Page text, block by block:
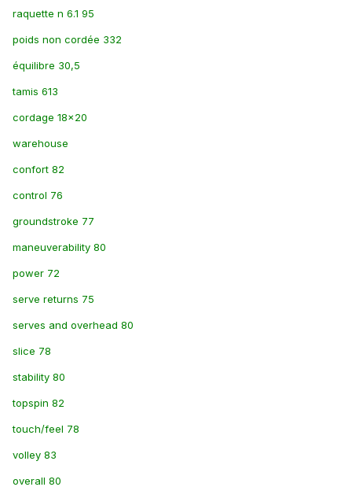
raquette n 6.1 95
poids non cordée 332
équilibre 30,5
tamis 613
cordage 18x20
warehouse
confort 82
control 76
groundstroke 77
maneuverability 80
power 72
serve returns 75
serves and overhead 80
slice 78
stability 80
topspin 82
touch/feel 78
volley 83
overall 80